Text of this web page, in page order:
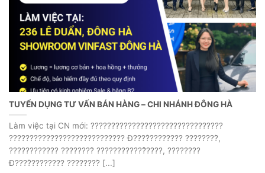
TUYỂN DỤNG TƯ VẤN BÁN HÀNG – CHI NHÁNH ĐÔNG HÀ
Làm việc tại CN mới: ????????????????????????????????
???????????????????????????? Đ????̂???????? ????????̀,
???????????? ????????̂ ????????????̂̉????, ????????
Đ????̂???????? ????????̀ [...]